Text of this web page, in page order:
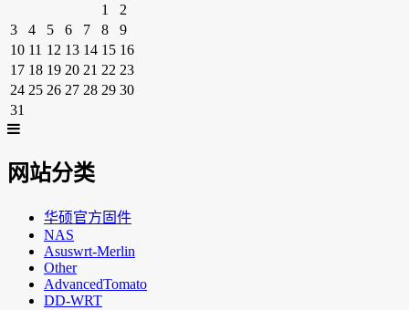
1
2
3
4 5 6 7 8
9
10 11 12 13 14 15 16
17 18 19 20 21 22 23
24 25 26 27 28 29 30
31
网站分类
华硕官方固件
NAS
Asuswrt-Merlin
Other
AdvancedTomato
DD-WRT